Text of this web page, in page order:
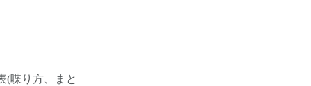
(喋り方、まと